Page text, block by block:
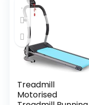
Treadmill
Motorised